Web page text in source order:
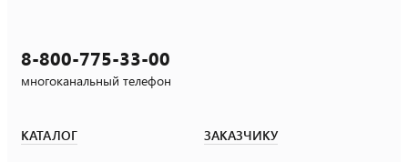
8-800-775-33-00
многоканальный телефон
КАТАЛОГ ЗАКАЗЧИКУ